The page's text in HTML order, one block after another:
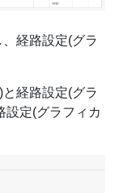
経路設定(グラ
経路設定(グラ
設定(グラフィカ